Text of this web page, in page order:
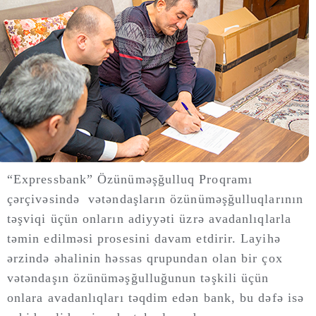
“Expressbank” Özünüməşğulluq Proqramı
çərçivəsində vətəndaşların özünüməşğulluqlarının
təşviqi üçün onların adiyyəti üzrə avadanlıqlarla
təmin edilməsi prosesini davam etdirir. Layihə
ərzində əhalinin həssas qrupundan olan bir çox
vətəndaşın özünüməşğulluğunun təşkili üçün
onlara avadanlıqları təqdim edən bank, bu dəfə isə